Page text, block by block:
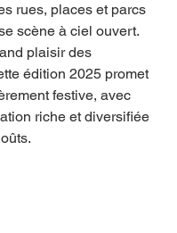
rues, places et parcs
scène à ciel ouvert.
plaisir des
édition 2025 promet
festive, avec
riche et diversifiée